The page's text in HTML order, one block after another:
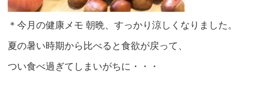
＊今月の健康メモ 朝晩、すっかり涼しくなりました。
夏の暑い時期から比べると食欲が戻って、
つい食べ過ぎてしまいがちに・・・